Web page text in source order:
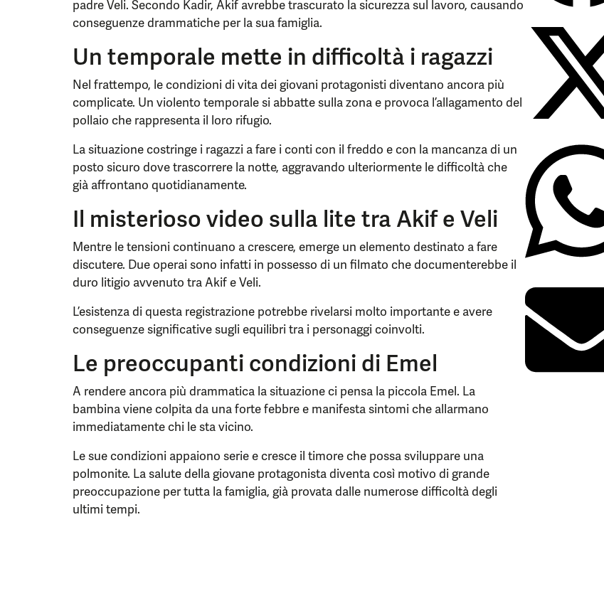
padre Veli. Secondo Kadir, Akif avrebbe trascurato la sicurezza sul lavoro, causando
conseguenze drammatiche per la sua famiglia.
Un temporale mette in difficoltà i ragazzi
Nel frattempo, le condizioni di vita dei giovani protagonisti diventano ancora più
complicate. Un violento temporale si abbatte sulla zona e provoca l’allagamento del
pollaio che rappresenta il loro rifugio.
La situazione costringe i ragazzi a fare i conti con il freddo e con la mancanza di un
posto sicuro dove trascorrere la notte, aggravando ulteriormente le difficoltà che
già affrontano quotidianamente.
Il misterioso video sulla lite tra Akif e Veli
Mentre le tensioni continuano a crescere, emerge un elemento destinato a fare
discutere. Due operai sono infatti in possesso di un filmato che documenterebbe il
duro litigio avvenuto tra Akif e Veli.
L’esistenza di questa registrazione potrebbe rivelarsi molto importante e avere
conseguenze significative sugli equilibri tra i personaggi coinvolti.
Le preoccupanti condizioni di Emel
A rendere ancora più drammatica la situazione ci pensa la piccola Emel. La
bambina viene colpita da una forte febbre e manifesta sintomi che allarmano
immediatamente chi le sta vicino.
Le sue condizioni appaiono serie e cresce il timore che possa sviluppare una
polmonite. La salute della giovane protagonista diventa così motivo di grande
preoccupazione per tutta la famiglia, già provata dalle numerose difficoltà degli
ultimi tempi.